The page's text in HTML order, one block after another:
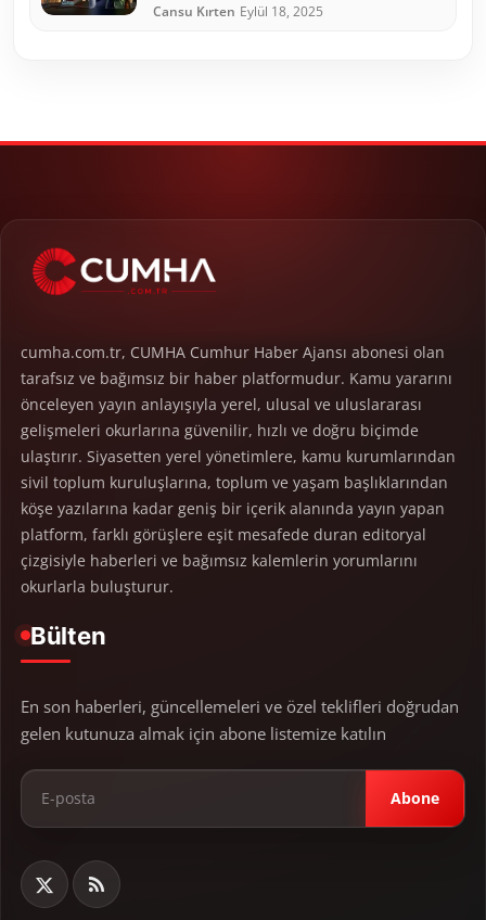
Cansu Kırten Eylül 18, 2025
cumha.com.tr, CUMHA Cumhur Haber Ajansı abonesi olan
tarafsız ve bağımsız bir haber platformudur. Kamu yararını
önceleyen yayın anlayışıyla yerel, ulusal ve uluslararası
gelişmeleri okurlarına güvenilir, hızlı ve doğru biçimde
ulaştırır. Siyasetten yerel yönetimlere, kamu kurumlarından
sivil toplum kuruluşlarına, toplum ve yaşam başlıklarından
köşe yazılarına kadar geniş bir içerik alanında yayın yapan
platform, farklı görüşlere eşit mesafede duran editoryal
çizgisiyle haberleri ve bağımsız kalemlerin yorumlarını
okurlarla buluşturur.
Bülten
En son haberleri, güncellemeleri ve özel teklifleri doğrudan
gelen kutunuza almak için abone listemize katılın
Abone